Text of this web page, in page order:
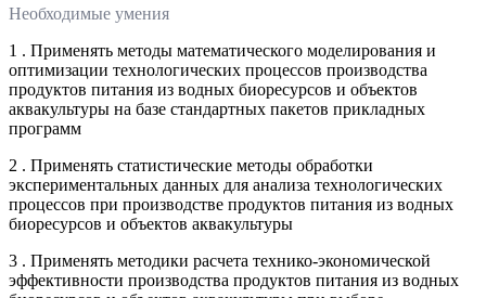
Необходимые умения
1 . Применять методы математического моделирования и
оптимизации технологических процессов производства
продуктов питания из водных биоресурсов и объектов
аквакультуры на базе стандартных пакетов прикладных
программ
2 . Применять статистические методы обработки
экспериментальных данных для анализа технологических
процессов при производстве продуктов питания из водных
биоресурсов и объектов аквакультуры
3 . Применять методики расчета технико-экономической
эффективности производства продуктов питания из водных